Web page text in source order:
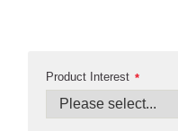
*
Product Interest